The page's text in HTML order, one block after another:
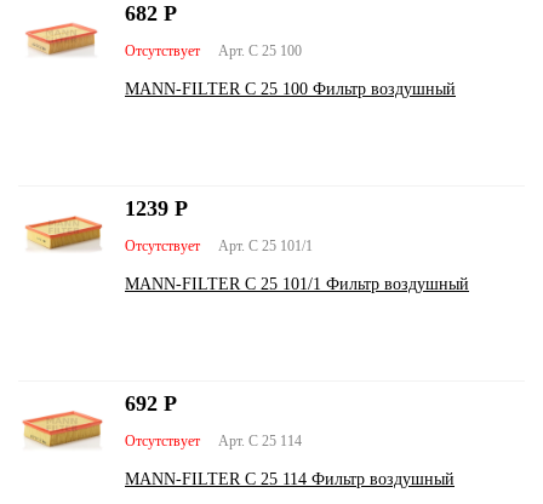
Арт. C 25 100
Отсутствует
MANN-FILTER C 25 100 Фильтр воздушный
682 Р
Арт. C 25 101/1
Отсутствует
MANN-FILTER C 25 101/1 Фильтр воздушный
1239 Р
Арт. C 25 114
Отсутствует
MANN-FILTER C 25 114 Фильтр воздушный
692 Р